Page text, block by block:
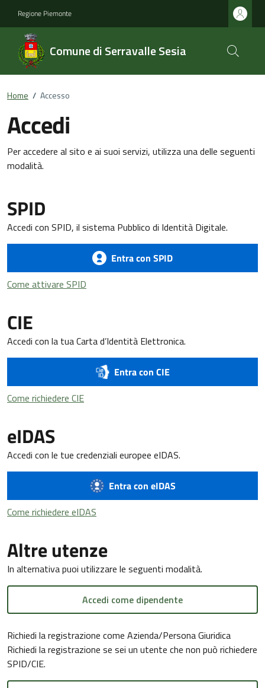
Regione Piemonte
Comune di Serravalle Sesia
Home / Accesso
Accedi
Per accedere al sito e ai suoi servizi, utilizza una delle seguenti
modalità.
SPID
Accedi con SPID, il sistema Pubblico di Identità Digitale.
Entra con SPID
Come attivare SPID
CIE
Accedi con la tua Carta d’Identità Elettronica.
Entra con CIE
Come richiedere CIECome richiedere CIE
eIDAS
Accedi con le tue credenziali europee eIDAS.
Entra con eIDAS
Come richiedere eIDAS
Altre utenze
In alternativa puoi utilizzare le seguenti modalità.
Accedi come dipendente
Richiedi la registrazione come Azienda/Persona Giuridica
Richiedi la registrazione se sei un utente che non può richiedere
SPID/CIE.